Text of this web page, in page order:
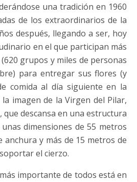
una tradición en 1960
de los extraordinarios de la
después, llegando a ser, hoy
en el que participan más
grupos y miles de personas
para entregar sus flores (y
comida al día siguiente en la
la imagen de la Virgen del Pilar,
que descansa en una estructura
dimensiones de 55 metros
anchura y más de 15 metros de
el cierzo.
importante de todos está en